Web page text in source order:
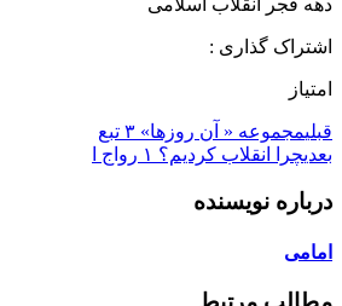
اشتراک گذاری :
امتیاز
قبلیمجموعه « آن روزها» ۳ تبع
بعدی️چرا انقلاب کردیم؟ ۱ رواج ا
درباره نویسنده
امامی